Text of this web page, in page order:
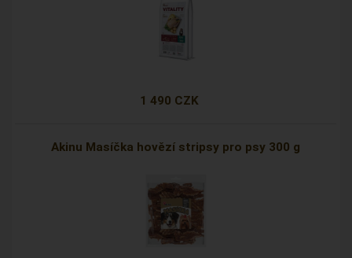
1 490 CZK
Akinu Masíčka hovězí stripsy pro psy 300 g